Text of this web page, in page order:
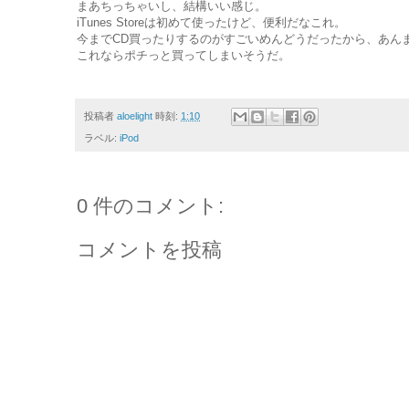
まあちっちゃいし、結構いい感じ。
iTunes Storeは初めて使ったけど、便利だなこれ。
今までCD買ったりするのがすごいめんどうだったから、あん
これならポチっと買ってしまいそうだ。
投稿者 aloelight 時刻: 1:10
ラベル: iPod
0 件のコメント:
コメントを投稿